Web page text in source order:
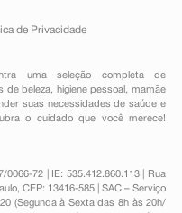
de Privacidade
uma seleção completa de
de beleza, higiene pessoal ,mamãe
suas necessidades de saúde e
o cuidado que você merece!
0066-72 | IE: 535.412.860.113 | Rua
CEP: 13416-585 | SAC – Serviço
(Segunda à Sexta das 8h às 20h/